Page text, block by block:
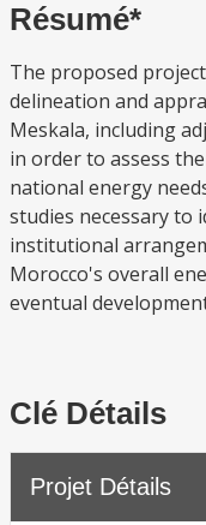
Résumé*
The proposed
delineation and
Meskala, including
in order to assess
national energy
studies necessary to
institutional
Morocco's overall
eventual
Clé Détails
Projet Détails